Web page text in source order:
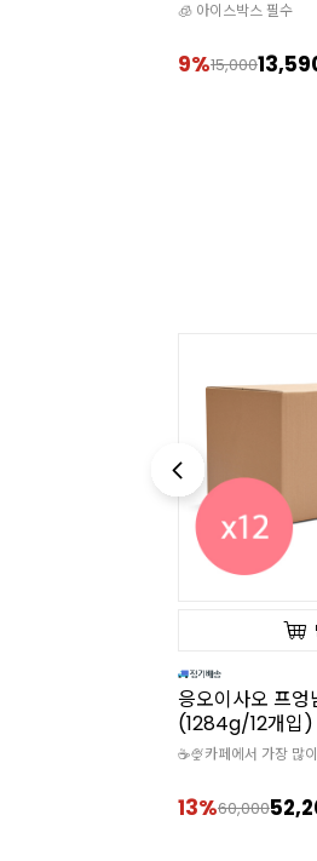
🧊 아이스박스 필수
10%10,000
[예가미] 벌크
개/1.8kg/냉동)
🍡 쫀-득한 매력을 지
11%10,900